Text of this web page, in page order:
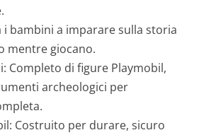
i bambini a imparare sulla storia
mentre giocano.
Completo di figure Playmobil,
archeologici per
Costruito per durare, sicuro